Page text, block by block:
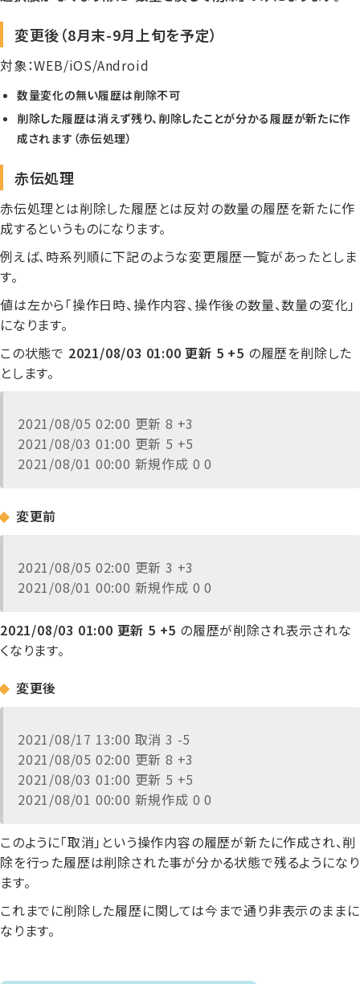
変更後（8月末-9月上旬を予定）
対象：WEB/iOS/Android
数量変化の無い履歴は削除不可
削除した履歴は消えず残り、削除したことが分かる履歴が新たに作
成されます（赤伝処理）
赤伝処理
赤伝処理とは削除した履歴とは反対の数量の履歴を新たに作
成するというものになります。
例えば、時系列順に下記のような変更履歴一覧があったとしま
す。
値は左から「操作日時、操作内容、操作後の数量、数量の変化」
になります。
この状態で 2021/08/03 01:00 更新 5 +5 の履歴を削除した
とします。
2021/08/05 02:00 更新 8 +3
2021/08/03 01:00 更新 5 +5
2021/08/01 00:00 新規作成 0 0
変更前
2021/08/05 02:00 更新 3 +3
2021/08/01 00:00 新規作成 0 0
2021/08/03 01:00 更新 5 +5 の履歴が削除され表示されな
くなります。
変更後
2021/08/17 13:00 取消 3 -5
2021/08/05 02:00 更新 8 +3
2021/08/03 01:00 更新 5 +5
2021/08/01 00:00 新規作成 0 0
このように「取消」という操作内容の履歴が新たに作成され、削
除を行った履歴は削除された事が分かる状態で残るようになり
ます。
これまでに削除した履歴に関しては今まで通り非表示のままに
なります。